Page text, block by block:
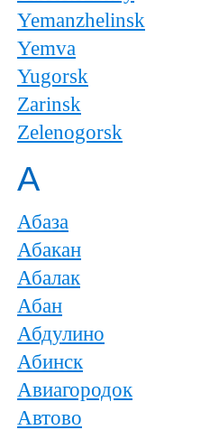
Yemanzhelinsk
Yemva
Yugorsk
Zarinsk
Zelenogorsk
А
Абаза
Абакан
Абалак
Абан
Абдулино
Абинск
Авиагородок
Автово